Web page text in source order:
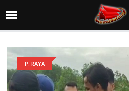
P. RAYA